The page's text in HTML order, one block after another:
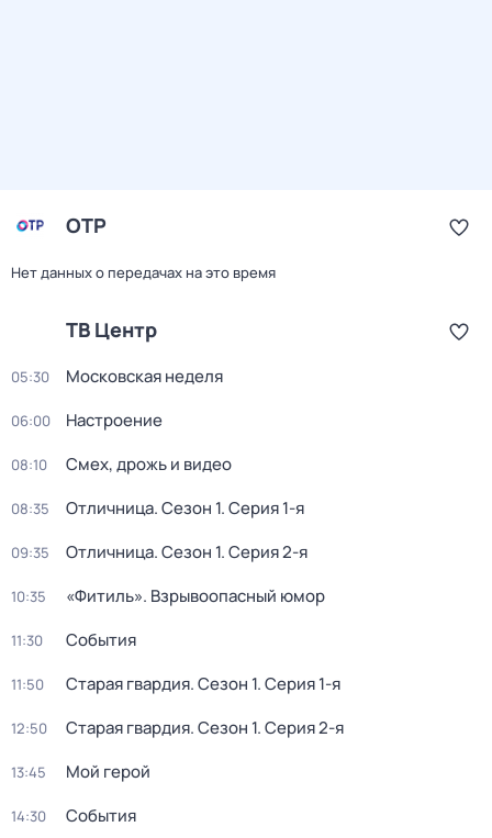
ОТР
Нет данных о передачах на это время
ТВ Центр
05:30 Московская неделя
06:00 Настроение
08:10 Смех, дрожь и видео
08:35 Отличница. Сезон 1. Серия 1-я
09:35 Отличница. Сезон 1. Серия 2-я
10:35 «Фитиль». Взрывоопасный юмор
11:30 События
11:50 Старая гвардия. Сезон 1. Серия 1-я
12:50 Старая гвардия. Сезон 1. Серия 2-я
13:45 Мой герой
14:30 События